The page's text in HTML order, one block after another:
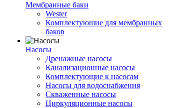
Мембранные баки
Wester
Комплектуюшие для мембранных
баков
Насосы
Дренажные насосы
Канализационные насосы
Комплектующие к насосам
Насосы для водоснабжения
Скваженные насосы
Циркуляционные насосы